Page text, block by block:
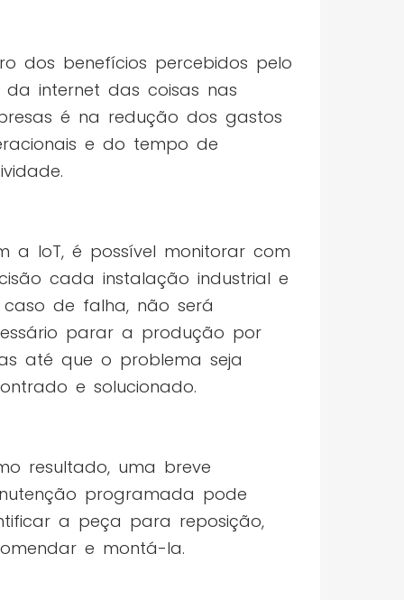
dos benefícios percebidos pelo
da internet das coisas nas
é na redução dos gastos
e do tempo de
a IoT, é possível monitorar com
cada instalação industrial e
de falha, não será
parar a produção por
até que o problema seja
e solucionado.
resultado, uma breve
programada pode
a peça para reposição,
e montá-la.